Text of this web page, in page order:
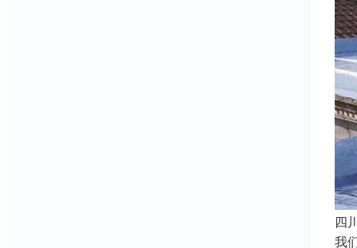
四
我